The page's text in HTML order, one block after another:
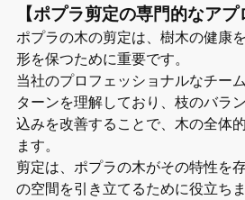
【ポプラ剪定の専門的なアプ
ポプラの木の剪定は、樹木の健康
形を保つために重要です。
当社のプロフェッショナルなチー
ターンを理解しており、枝のバラ
込みを改善することで、木の全体
ます。
剪定は、ポプラの木がその特性を
の空間を引き立てるために役立ちま